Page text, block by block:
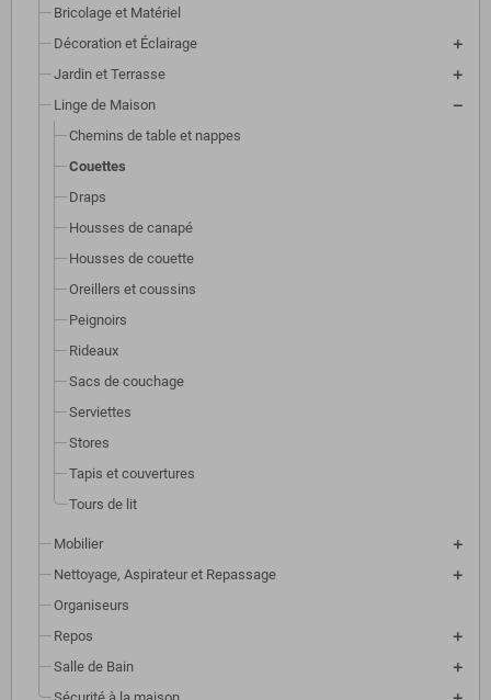
Bricolage et Matériel
Décoration et Éclairage
Jardin et Terrasse
Linge de Maison
Chemins de table et nappes
Couettes
Draps
Housses de canapé
Housses de couette
Oreillers et coussins
Peignoirs
Rideaux
Sacs de couchage
Serviettes
Stores
Tapis et couvertures
Tours de lit
Mobilier
Nettoyage, Aspirateur et Repassage
Organiseurs
Repos
Salle de Bain